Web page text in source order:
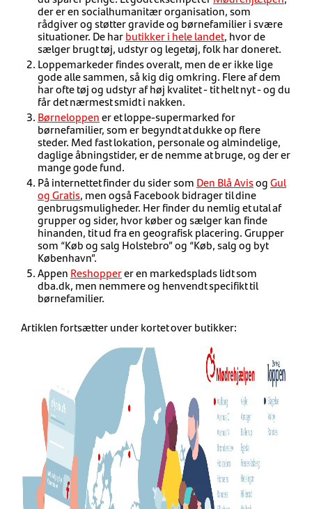
der er en socialhumanitær organisation, som
rådgiver og støtter gravide og børnefamilier i svære
situationer. De harbutikker i hele landet, hvor de
sælger brugt tøj, udstyr og legetøj, folk har doneret.
Loppemarkeder findes overalt, men de er ikke lige
gode alle sammen, så kig dig omkring. Flere af dem
har ofte tøj og udstyr af høj kvalitet - tit helt nyt - og du
får det nærmest smidt i nakken.
Børneloppener et loppe-supermarked for
børnefamilier, som er begyndt at dukke op flere
steder. Med fast lokation, personale og almindelige,
daglige åbningstider, er de nemme at bruge, og der er
mange gode fund.
På internettet finder du sider som Den Blå AvisogGul
og Gratis, men også Facebook bidrager til dine
genbrugsmuligheder. Her finder du nemlig et utal af
grupper og sider, hvor køber og sælger kan finde
hinanden, tit ud fra en geografisk placering. Grupper
som “Køb og salg Holstebro” og “Køb, salg og byt
København”.
Appen Reshopperer en markedsplads lidt som
dba.dk, men nemmere og henvendt specifikt til
børnefamilier.
Artiklen fortsætter under kortet over butikker: